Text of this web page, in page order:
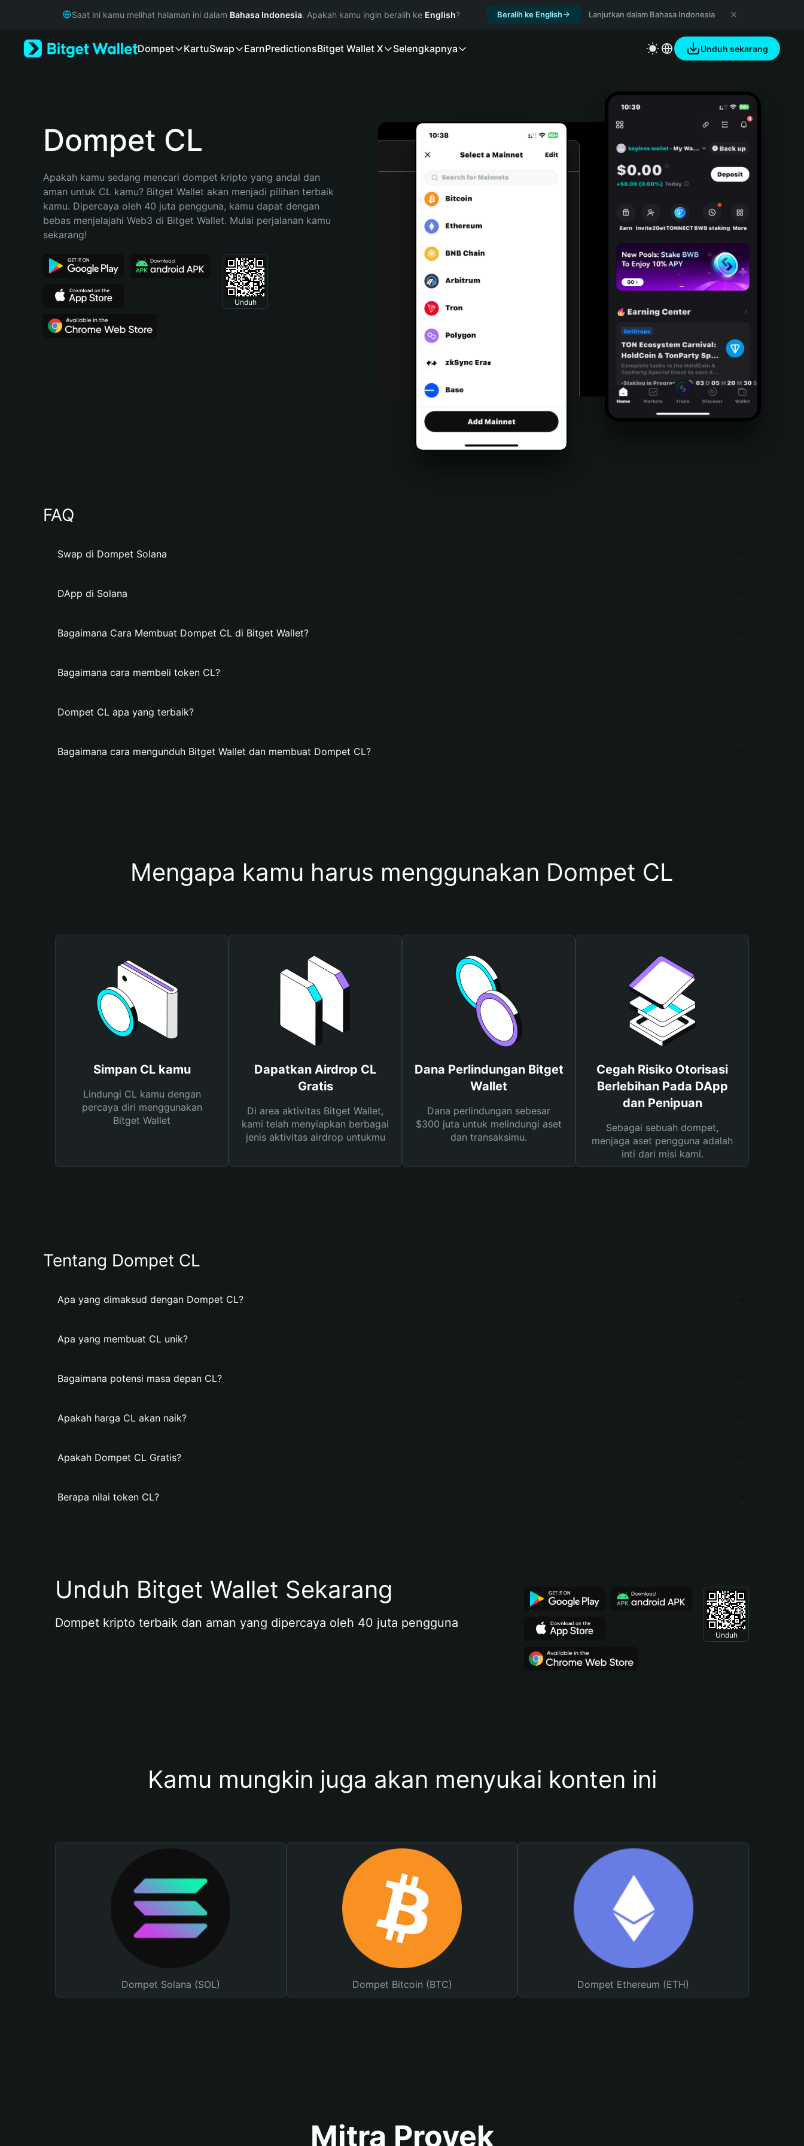
Русский
Bahasa Indonesia
Español (Argentina)
Saat ini kamu melihat halaman ini dalam Bahasa Indonesia. Apakah kamu ingin beralih ke English? Beralih ke English Lanjutkan dalam Bahasa Indonesia
Dompet KartuSwap EarnPredictionsBitget Wallet X Selengkapnya Unduh sekarang
Dompet CL
Apakah kamu sedang mencari dompet kripto yang andal dan
aman untuk CL kamu? Bitget Wallet akan menjadi pilihan terbaik
kamu. Dipercaya oleh 40 juta pengguna, kamu dapat dengan
bebas menjelajahi Web3 di Bitget Wallet. Mulai perjalanan kamu
sekarang!
Unduh
FAQ
Swap di Dompet Solana
DApp di Solana
Bagaimana Cara Membuat Dompet CL di Bitget Wallet?
Bagaimana cara membeli token CL?
Dompet CL apa yang terbaik?
Bagaimana cara mengunduh Bitget Wallet dan membuat Dompet CL?
Mengapa kamu harus menggunakan Dompet CL
Simpan CL kamu
Lindungi CL kamu dengan
percaya diri menggunakan
Bitget Wallet
Dapatkan Airdrop CL
Gratis
Di area aktivitas Bitget Wallet,
kami telah menyiapkan berbagai
jenis aktivitas airdrop untukmu
Dana Perlindungan Bitget
Wallet
Dana perlindungan sebesar
$300 juta untuk melindungi aset
dan transaksimu.
Cegah Risiko Otorisasi
Berlebihan Pada DApp
dan Penipuan
Sebagai sebuah dompet,
menjaga aset pengguna adalah
inti dari misi kami.
Tentang Dompet CL
Apa yang dimaksud dengan Dompet CL?
Apa yang membuat CL unik?
Bagaimana potensi masa depan CL?
Apakah harga CL akan naik?
Apakah Dompet CL Gratis?
Berapa nilai token CL?
Unduh Bitget Wallet Sekarang
Dompet kripto terbaik dan aman yang dipercaya oleh 40 juta pengguna
Unduh
Kamu mungkin juga akan menyukai konten ini
Dompet Solana (SOL) Dompet Bitcoin (BTC) Dompet Ethereum (ETH)
Mitra Proyek